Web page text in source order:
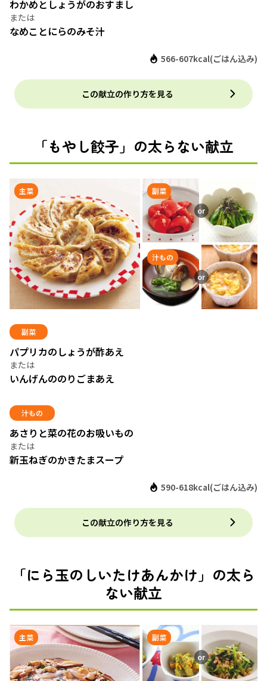
わかめとしょうがのおすまし
なめことにらのみそ汁
566-607kcal(ごはん込み)
この献立の作り方を見る
「もやし餃子」の太らない献立
主菜 副菜
汁もの
副菜
パプリカのしょうが酢あえ
いんげんののりごまあえ
汁もの
あさりと菜の花のお吸いもの
新玉ねぎのかきたまスープ
590-618kcal(ごはん込み)
この献立の作り方を見る
「にら玉のしいたけあんかけ」の太ら
ない献立
主菜 副菜